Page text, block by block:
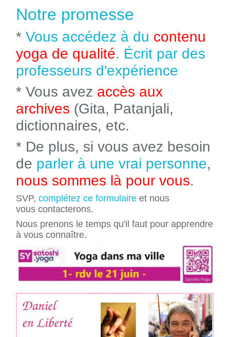
Notre promesse
* Vous accédez à du contenu
yoga de qualité. Écrit par des
professeurs d'expérience
* Vous avez accès aux
archives (Gita, Patanjali,
dictionnaires, etc.
* De plus, si vous avez besoin
de parler à une vrai personne,
nous sommes là pour vous.
SVP, complétez ce formulaire et nous
vous contacterons.
Nous prenons le temps qu'il faut pour apprendre
à vous connaître.